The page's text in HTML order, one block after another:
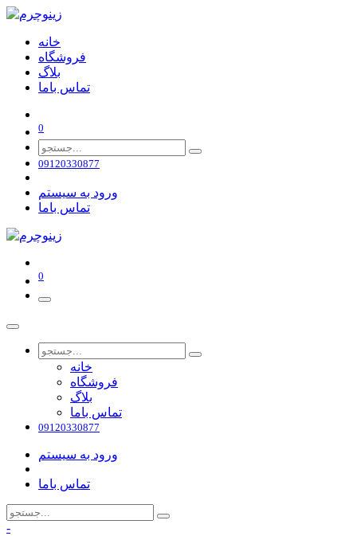
خانه
فروشگاه
بلاگ
تماس باما
0
09120330877
ورود به سیستم
تماس باما
0
خانه
فروشگاه
بلاگ
تماس باما
09120330877
ورود به سیستم
تماس باما
-